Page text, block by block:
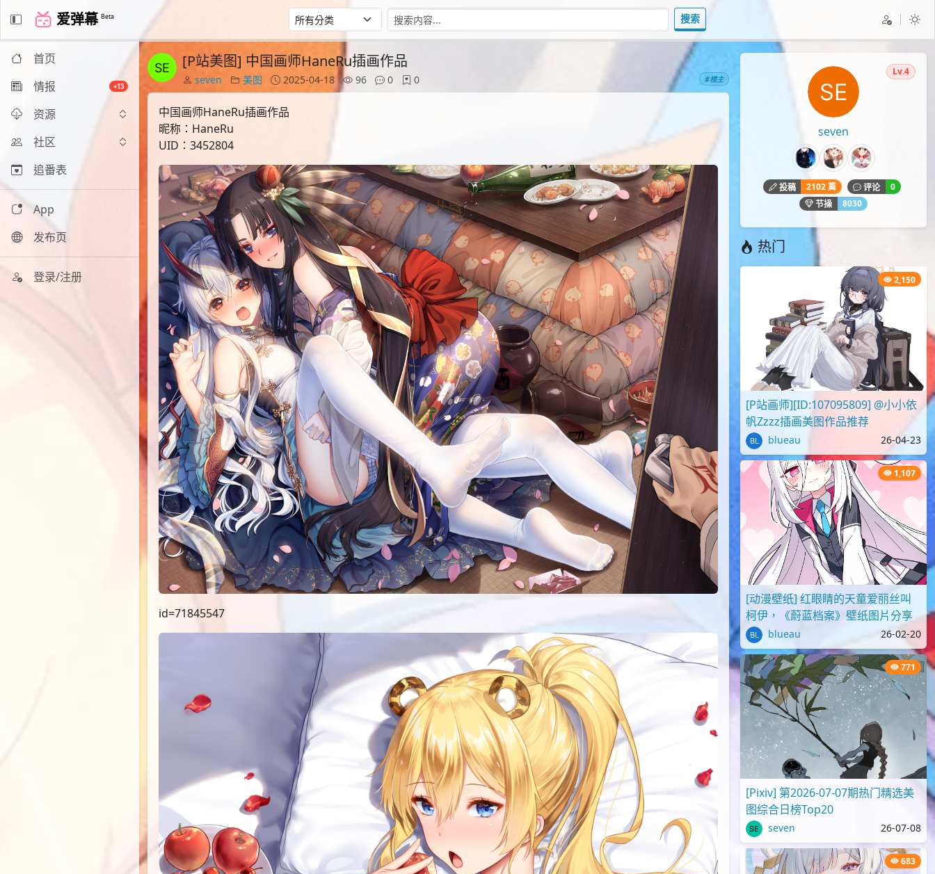
爱弹幕 Beta 搜索
首页
情报
+13
资源
社区
追番表
App
发布页
登录/注册
[P站美图] 中国画师HaneRu插画作品
seven 美图 2025-04-18 96 0 0 #楼主
中国画师HaneRu插画作品
昵称：HaneRu
UID：3452804
id=71845547
seven
Lv.4
投稿 2102 篇 评论
0
节操
8030
热门
2,150
[P站画师][ID:107095809] @小小依
帆Zzzz插画美图作品推荐
blueau 26-04-23
1,107
[动漫壁纸] 红眼睛的天童爱丽丝叫
柯伊，《蔚蓝档案》壁纸图片分享
blueau 26-02-20
771
[Pixiv] 第2026-07-07期热门精选美
图综合日榜Top20
seven 26-07-08
683